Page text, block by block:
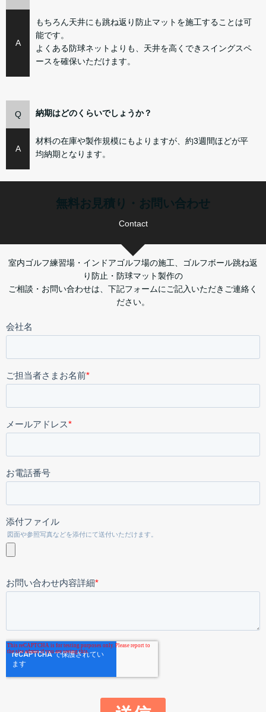
A
もちろん天井にも跳ね返り防止マットを施工することは可
能です。
よくある防球ネットよりも、天井を高くできスイングスペ
ースを確保いただけます。
Q 納期はどのくらいでしょうか？
A
材料の在庫や製作規模にもよりますが、約3週間ほどが平
均納期となります。
無料お見積り・お問い合わせ
Contact
室内ゴルフ練習場・インドアゴルフ場の施工、ゴルフボール跳ね返
り防止・防球マット製作の
ご相談・お問い合わせは、下記フォームにご記入いただきご連絡く
ださい。